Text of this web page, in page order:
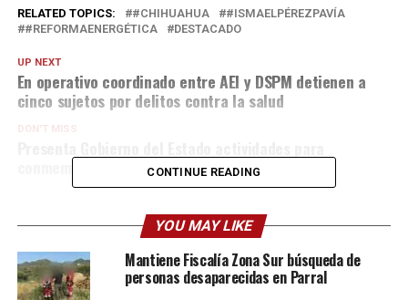
RELATED TOPICS: #CHIHUAHUA
#ISMAELPÉREZPAVÍA
#REFORMAENERGÉTICA
DESTACADO
UP NEXT
En operativo coordinado entre AEI y DSPM detienen a
cinco sujetos por delitos contra la salud
DON'T MISS
conmemorar el Día de Muertos
CONTINUE READING
YOU MAY LIKE
Mantiene Fiscalía Zona Sur búsqueda de
personas desaparecidas en Parral